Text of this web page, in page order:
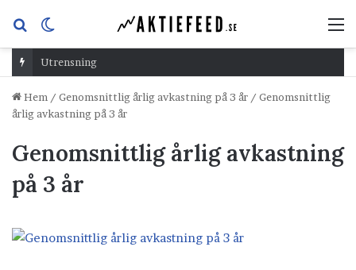
Sök
efterskin
Utrensning
Hem / Genomsnittlig årlig avkastning på 3 år / Genomsnittlig
årlig avkastning på 3 år
Genomsnittlig årlig avkastning
på 3 år